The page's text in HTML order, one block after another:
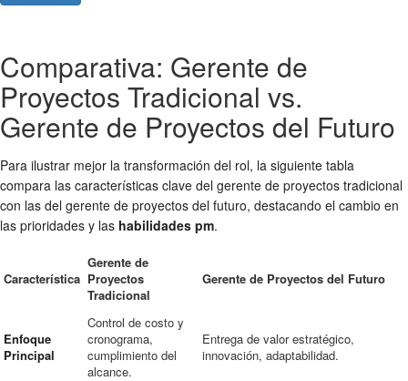
Comparativa: Gerente de
Proyectos Tradicional vs.
Gerente de Proyectos del Futuro
Para ilustrar mejor la transformación del rol, la siguiente tabla
compara las características clave del gerente de proyectos tradicional
con las del gerente de proyectos del futuro, destacando el cambio en
las prioridades y las habilidades pm.
Característica
Gerente de
Proyectos
Tradicional
Gerente de Proyectos del Futuro
Enfoque
Principal
Control de costo y
cronograma,
cumplimiento del
alcance.
Entrega de valor estratégico,
innovación, adaptabilidad.